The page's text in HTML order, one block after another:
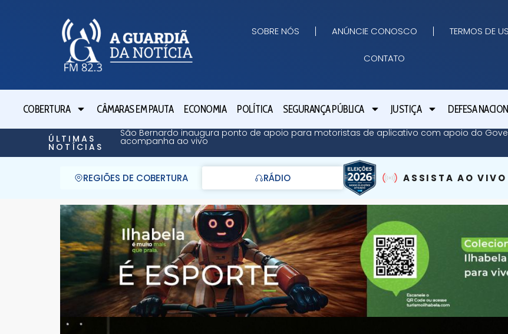
SOBRE NÓS ANÚNCIE CONOSCO TERMOS DE
CONTATO
COBERTURA CÂMARAS EM PAUTA ECONOMIA POLÍTICA SEGURANÇA PÚBLICA JUSTIÇA DEFESA
ÚLTIMAS
NOTÍCIAS
São Bernardo inaugura ponto de apoio para motoristas de aplicativo com apoio do
acompanha ao vivo
REGIÕES DE COBERTURA RÁDIO ASSISTA AO VIVO